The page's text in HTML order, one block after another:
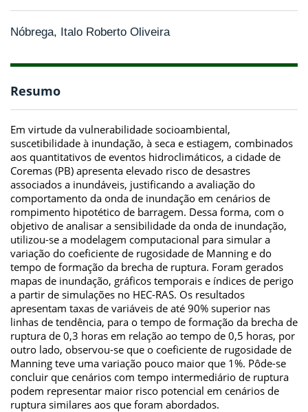
Nóbrega, Italo Roberto Oliveira
Resumo
Em virtude da vulnerabilidade socioambiental,
suscetibilidade à inundação, à seca e estiagem, combinados
aos quantitativos de eventos hidroclimáticos, a cidade de
Coremas (PB) apresenta elevado risco de desastres
associados a inundáveis, justificando a avaliação do
comportamento da onda de inundação em cenários de
rompimento hipotético de barragem. Dessa forma, com o
objetivo de analisar a sensibilidade da onda de inundação,
utilizou-se a modelagem computacional para simular a
variação do coeficiente de rugosidade de Manning e do
tempo de formação da brecha de ruptura. Foram gerados
mapas de inundação, gráficos temporais e índices de perigo
a partir de simulações no HEC-RAS. Os resultados
apresentam taxas de variáveis de até 90% superior nas
linhas de tendência, para o tempo de formação da brecha de
ruptura de 0,3 horas em relação ao tempo de 0,5 horas, por
outro lado, observou-se que o coeficiente de rugosidade de
Manning teve uma variação pouco maior que 1%. Pôde-se
concluir que cenários com tempo intermediário de ruptura
podem representar maior risco potencial em cenários de
ruptura similares aos que foram abordados.